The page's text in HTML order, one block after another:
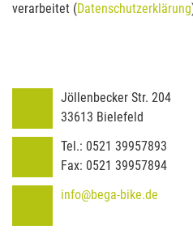
verarbeitet (Datenschutzerklärung
Jöllenbecker Str. 204
33613 Bielefeld
Tel.: 0521 39957893
Fax: 0521 39957894
info@bega-bike.de